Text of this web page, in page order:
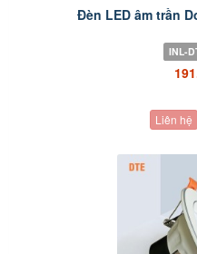
Đèn LED âm trần
INL-
Liên hệ